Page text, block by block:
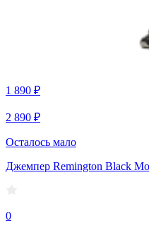
1 890 ₽
2 890 ₽
Осталось мало
Джемпер Remington Black
0